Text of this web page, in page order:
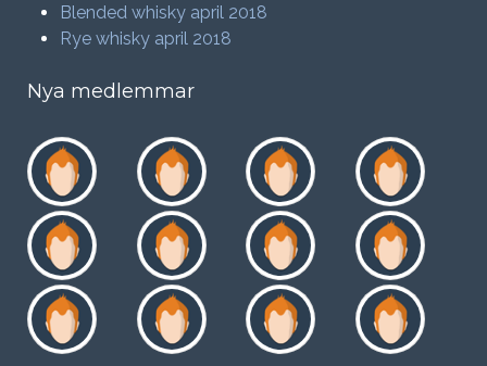
Blended whisky april 2018
Rye whisky april 2018
Nya medlemmar